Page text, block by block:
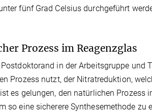
fünf Grad Celsius durchgeführt
Prozess im Reagenzglas
in der Arbeitsgruppe und
Prozess nutzt, der Nitratreduktion,
es gelungen, den natürlichen
so eine sicherere Synthesemethode